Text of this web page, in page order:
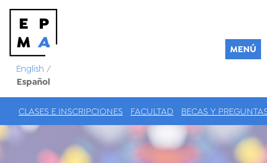
English /
Español
MENÚ
CLASES E INSCRIPCIONES FACULTAD BECAS Y